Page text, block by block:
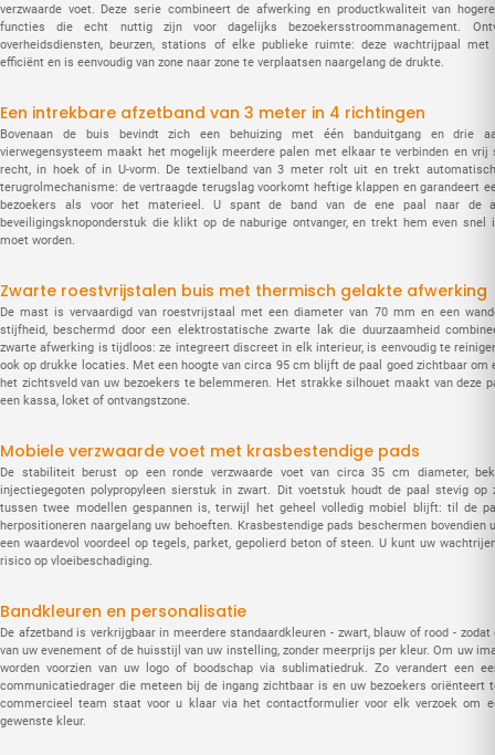
verzwaarde voet. Deze serie combineert de afwerking en productkwaliteit van
functies die echt nuttig zijn voor dagelijks bezoekersstroommanagement.
overheidsdiensten, beurzen, stations of elke publieke ruimte: deze wachtrijpaal met
efficiënt en is eenvoudig van zone naar zone te verplaatsen naargelang de drukte.
Een intrekbare afzetband van 3 meter in 4 richtingen
Bovenaan de buis bevindt zich een behuizing met één banduitgang en drie
vierwegensysteem maakt het mogelijk meerdere palen met elkaar te verbinden en vrij
recht, in hoek of in U-vorm. De textielband van 3 meter rolt uit en trekt
terugrolmechanisme: de vertraagde terugslag voorkomt heftige klappen en garandeert
bezoekers als voor het materieel. U spant de band van de ene paal naar de
beveiligingsknoponderstuk die klikt op de naburige ontvanger, en trekt hem even
moet worden.
Zwarte roestvrijstalen buis met thermisch gelakte afwerking
De mast is vervaardigd van roestvrijstaal met een diameter van 70 mm en een
stijfheid, beschermd door een elektrostatische zwarte lak die duurzaamheid
zwarte afwerking is tijdloos: ze integreert discreet in elk interieur, is eenvoudig te
ook op drukke locaties. Met een hoogte van circa 95 cm blijft de paal goed zichtbaar om
het zichtsveld van uw bezoekers te belemmeren. Het strakke silhouet maakt van deze
een kassa, loket of ontvangstzone.
Mobiele verzwaarde voet met krasbestendige pads
De stabiliteit berust op een ronde verzwaarde voet van circa 35 cm diameter,
injectiegegoten polypropyleen sierstuk in zwart. Dit voetstuk houdt de paal stevig op
tussen twee modellen gespannen is, terwijl het geheel volledig mobiel blijft: til de
herpositioneren naargelang uw behoeften. Krasbestendige pads beschermen bovendien
een waardevol voordeel op tegels, parket, gepolierd beton of steen. U kunt uw
risico op vloeibeschadiging.
Bandkleuren en personalisatie
De afzetband is verkrijgbaar in meerdere standaardkleuren - zwart, blauw of rood -
van uw evenement of de huisstijl van uw instelling, zonder meerprijs per kleur. Om uw
worden voorzien van uw logo of boodschap via sublimatiedruk. Zo verandert een
communicatiedrager die meteen bij de ingang zichtbaar is en uw bezoekers
commercieel team staat voor u klaar via het contactformulier voor elk verzoek om
gewenste kleur.